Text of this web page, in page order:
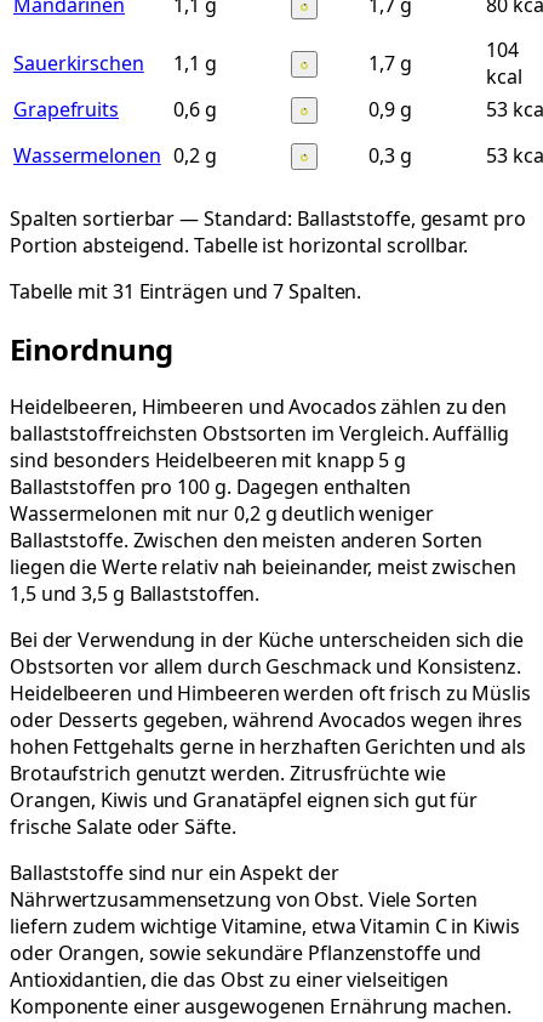
Sauerkirschen 1,1 g 1,7 g
104
kcal
Grapefruits
0,6 g 0,9 g
53
Wassermelonen 0,2 g 0,3 g 53
Spalten sortierbar — Standard: Ballaststoffe, gesamt pro
Portion absteigend. Tabelle ist horizontal scrollbar.
Tabelle mit 31 Einträgen und 7 Spalten.
Einordnung
Heidelbeeren, Himbeeren und Avocados zählen zu den
ballaststoffreichsten Obstsorten im Vergleich. Auffällig
sind besonders Heidelbeeren mit knapp 5 g
Ballaststoffen pro 100 g. Dagegen enthalten
Wassermelonen mit nur 0,2 g deutlich weniger
Ballaststoffe. Zwischen den meisten anderen Sorten
liegen die Werte relativ nah beieinander, meist zwischen
1,5 und 3,5 g Ballaststoffen.
Bei der Verwendung in der Küche unterscheiden sich die
Obstsorten vor allem durch Geschmack und Konsistenz.
Heidelbeeren und Himbeeren werden oft frisch zu Müslis
oder Desserts gegeben, während Avocados wegen ihres
hohen Fettgehalts gerne in herzhaften Gerichten und als
Brotaufstrich genutzt werden. Zitrusfrüchte wie
Orangen, Kiwis und Granatäpfel eignen sich gut für
frische Salate oder Säfte.
Ballaststoffe sind nur ein Aspekt der
Nährwertzusammensetzung von Obst. Viele Sorten
liefern zudem wichtige Vitamine, etwa Vitamin C in Kiwis
oder Orangen, sowie sekundäre Pflanzenstoffe und
Antioxidantien, die das Obst zu einer vielseitigen
Komponente einer ausgewogenen Ernährung machen.